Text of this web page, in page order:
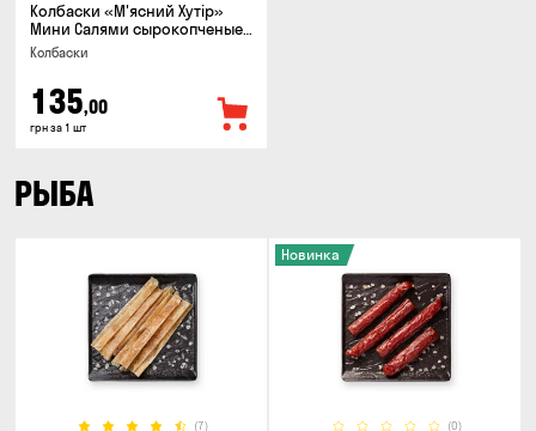
Колбаски «М'ясний Хутір»
Мини Салями сырокопченые,
150г
Колбаски
135,00
грн за 1 шт
РЫБА
(7) (0)
Новинка